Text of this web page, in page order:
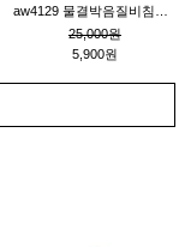
25,000원
5,900원